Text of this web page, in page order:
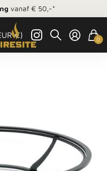
vanaf € 50,-*
€) 0